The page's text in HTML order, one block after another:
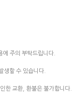
주의 부탁드립니다.
생할 수 있습니다.
한 교환, 환불은 불가합니다.